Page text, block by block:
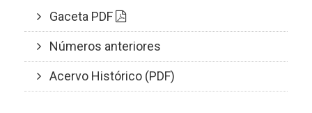
Gaceta PDF
Números anteriores
Acervo Histórico (PDF)